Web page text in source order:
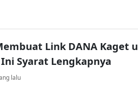
Link DANA Kaget
Ini Syarat Lengkapnya
lalu